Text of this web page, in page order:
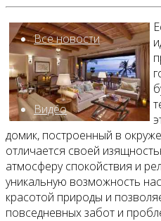
Все новости
Видео
домик, построенный в
отличается своей
атмосферу спокойствия и
уникальную возможность
красотой природы и
повседневных забот и